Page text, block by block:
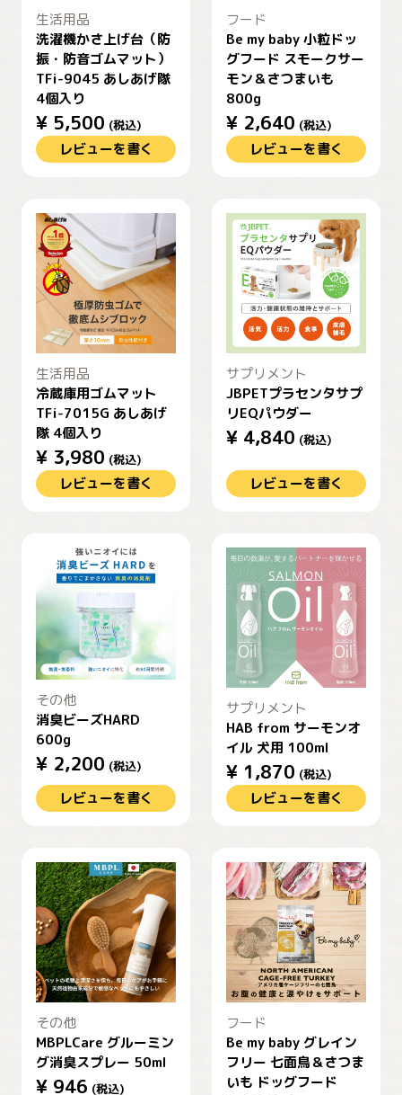
生活用品
洗濯機かさ上げ台（防
振・防音ゴムマット）
TFi-9045 あしあげ隊
4個入り
¥ 5,500 (税込)
レビューを書く
フード
Be my baby 小粒ドッ
グフード スモークサー
モン＆さつまいも
800g
¥ 2,640 (税込)
レビューを書く
生活用品
冷蔵庫用ゴムマット
TFi-7015G あしあげ
隊 4個入り
¥ 3,980 (税込)
レビューを書く
サプリメント
JBPETプラセンタサプ
リEQパウダー
¥ 4,840 (税込)
レビューを書く
その他
消臭ビーズHARD
600g
¥ 2,200 (税込)
レビューを書く
サプリメント
HAB from サーモンオ
イル 犬用 100ml
¥ 1,870 (税込)
レビューを書く
その他
MBPLCare グルーミン
グ消臭スプレー 50ml
¥ 946 (税込)
フード
Be my baby グレイン
フリー 七面鳥＆さつま
いも ドッグフード